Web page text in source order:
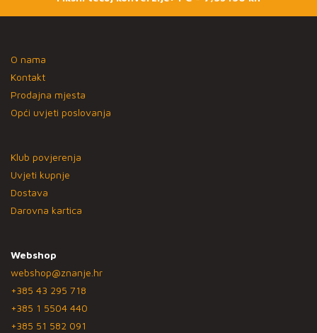
O nama
Kontakt
Prodajna mjesta
Opći uvjeti poslovanja
Klub povjerenja
Uvjeti kupnje
Dostava
Darovna kartica
Webshop
webshop@znanje.hr
+385 43 295 718
+385 1 5504 440
+385 51 582 091